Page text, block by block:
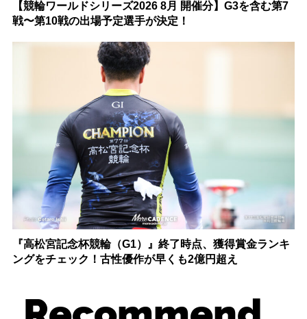
【競輪ワールドシリーズ2026 8月 開催分】G3を含む第7
戦〜第10戦の出場予定選手が決定！
『高松宮記念杯競輪（G1）』終了時点、獲得賞金ランキ
ングをチェック！古性優作が早くも2億円超え